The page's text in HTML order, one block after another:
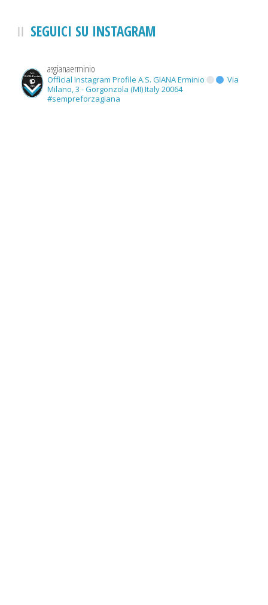
SEGUICI SU INSTAGRAM
asgianaerminio
Official Instagram Profile A.S. GIANA Erminio
Via
Milano, 3 - Gorgonzola (MI) Italy 20064
#sempreforzagiana